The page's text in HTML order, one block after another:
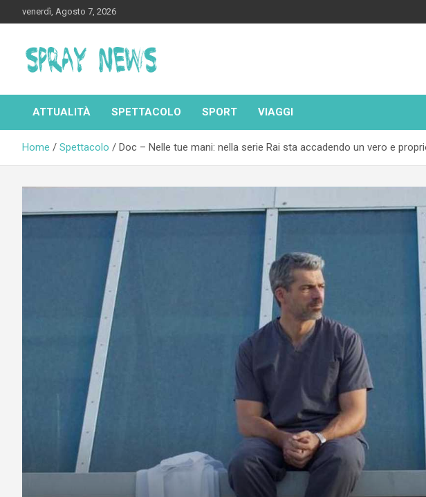
to
venerdì, Agosto 7, 2026
Spraynews.it
ATTUALITÀ SPETTACOLO SPORT VIAGGI
Home Spettacolo Doc – Nelle tue mani: nella serie Rai sta accadendo un vero e